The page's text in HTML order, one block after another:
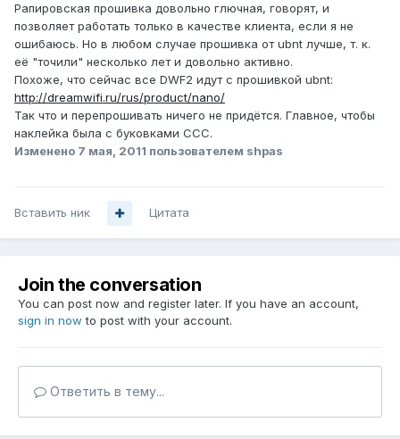
Рапировская прошивка довольно глючная, говорят, и
позволяет работать только в качестве клиента, если я не
ошибаюсь. Но в любом случае прошивка от ubnt лучше, т. к.
её "точили" несколько лет и довольно активно.
Похоже, что сейчас все DWF2 идут с прошивкой ubnt:
http://dreamwifi.ru/rus/product/nano/
Так что и перепрошивать ничего не придётся. Главное, чтобы
наклейка была с буковками ССС.
Изменено 7 мая, 2011 пользователем shpas
Вставить ник Цитата
Join the conversation
You can post now and register later. If you have an account,
sign in now to post with your account.
Ответить в тему...